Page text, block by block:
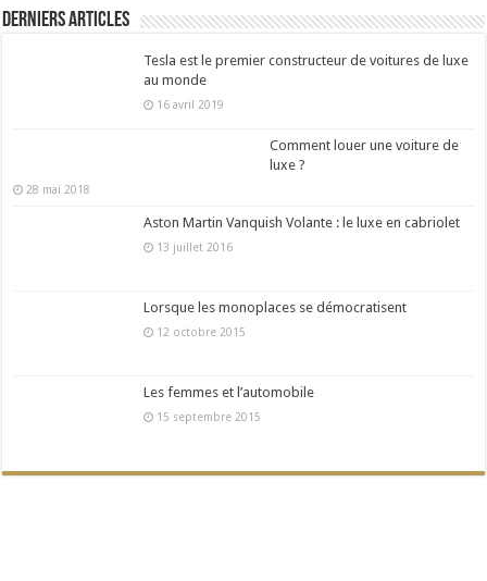
Derniers articles
Tesla est le premier constructeur de voitures de luxe
au monde
16 avril 2019
Comment louer une voiture de
luxe ?
28 mai 2018
Aston Martin Vanquish Volante : le luxe en cabriolet
13 juillet 2016
Lorsque les monoplaces se démocratisent
12 octobre 2015
Les femmes et l’automobile
15 septembre 2015